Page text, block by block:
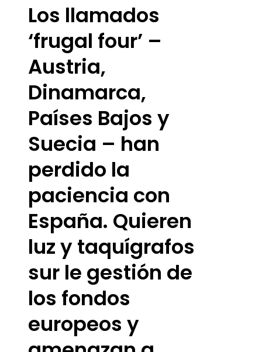
Los llamados
‘frugal four’ –
Austria,
Dinamarca,
Países Bajos y
Suecia – han
perdido la
paciencia con
España. Quieren
luz y taquígrafos
sur le gestión de
los fondos
europeos y